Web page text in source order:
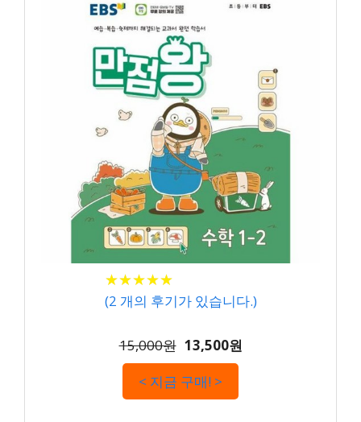
★★★★★
★★★★★
(2 개의 후기가 있습니다.)
15,000원 13,500원
< 지금 구매! >